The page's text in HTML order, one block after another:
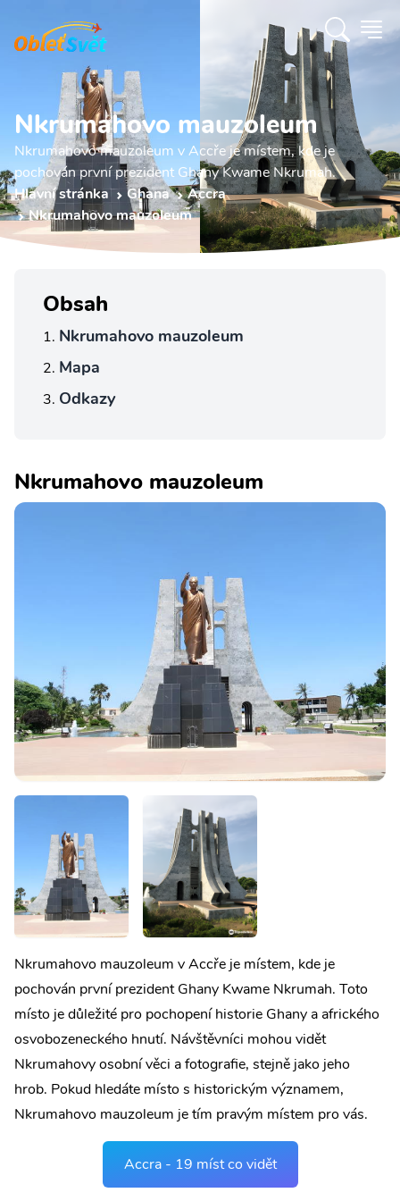
Nkrumahovo mauzoleum
Nkrumahovo mauzoleum v Accře je místem, kde je
pochován první prezident Ghany Kwame Nkrumah.
Hlavní stránka
Ghana
Accra
Nkrumahovo mauzoleum
Obsah
Nkrumahovo mauzoleum
Mapa
Odkazy
Nkrumahovo mauzoleum
Nkrumahovo mauzoleum v Accře je místem, kde je
pochován první prezident Ghany Kwame Nkrumah. Toto
místo je důležité pro pochopení historie Ghany a afrického
osvobozeneckého hnutí. Návštěvníci mohou vidět
Nkrumahovy osobní věci a fotografie, stejně jako jeho
hrob. Pokud hledáte místo s historickým významem,
Nkrumahovo mauzoleum je tím pravým místem pro vás.
Accra - 19 míst co vidět